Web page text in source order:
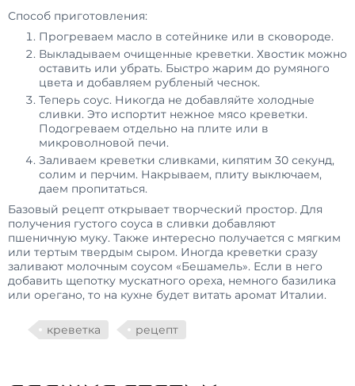
Способ приготовления:
Прогреваем масло в сотейнике или в сковороде.
Выкладываем очищенные креветки. Хвостик можно
оставить или убрать. Быстро жарим до румяного
цвета и добавляем рубленый чеснок.
Теперь соус. Никогда не добавляйте холодные
сливки. Это испортит нежное мясо креветки.
Подогреваем отдельно на плите или в
микроволновой печи.
Заливаем креветки сливками, кипятим 30 секунд,
солим и перчим. Накрываем, плиту выключаем,
даем пропитаться.
Базовый рецепт открывает творческий простор. Для
получения густого соуса в сливки добавляют
пшеничную муку. Также интересно получается с мягким
или тертым твердым сыром. Иногда креветки сразу
заливают молочным соусом «Бешамель». Если в него
добавить щепотку мускатного ореха, немного базилика
или орегано, то на кухне будет витать аромат Италии.
креветка рецепт